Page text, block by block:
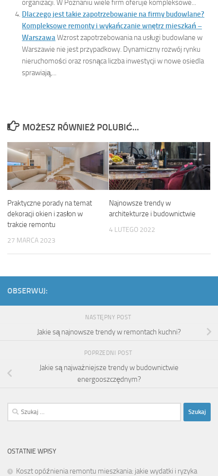
organizacji. W Poznaniu wiele firm oferuje kompleksowe...
Dlaczego jest takie zapotrzebowanie na firmy budowlane?
Kompleksowe remonty i wykańczanie wnętrz mieszkań –
WarszawaWzrost zapotrzebowania na usługi budowlane w
Warszawie nie jest przypadkowy. Dynamiczny rozwój rynku
nieruchomości oraz rosnąca liczba inwestycji w nowe osiedla
sprawiają,...
MOŻESZ RÓWNIEŻ POLUBIĆ…
Praktyczne porady na temat
dekoracji okien i zasłon w
trakcie remontu
27 MARCA 2023
Najnowsze trendy w
architekturze i budownictwie
4 LUTEGO 2022
OBSERWUJ:
NASTĘPNY POST
Jakie są najnowsze trendy w remontach kuchni?
POPRZEDNI POST
Jakie są najważniejsze trendy w budownictwie
energooszczędnym?
Szukaj:
OSTATNIE WPISY
Koszt opóźnienia remontu mieszkania: jakie wydatki i ryzyka